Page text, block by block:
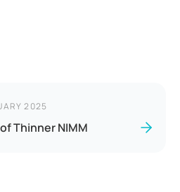
2025
Thinner NIMM